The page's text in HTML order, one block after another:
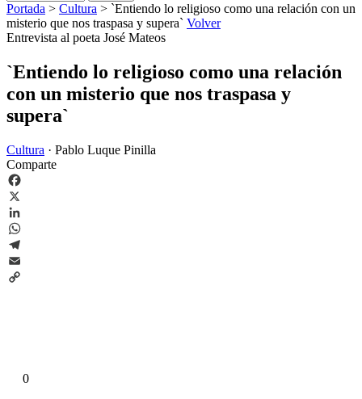
Portada > Cultura > `Entiendo lo religioso como una relación con un
misterio que nos traspasa y supera` Volver
Entrevista al poeta José Mateos
`Entiendo lo religioso como una relación
con un misterio que nos traspasa y
supera`
Cultura · Pablo Luque Pinilla
Comparte
Facebook
X
LinkedIn
WhatsApp
Telegram
Email
0